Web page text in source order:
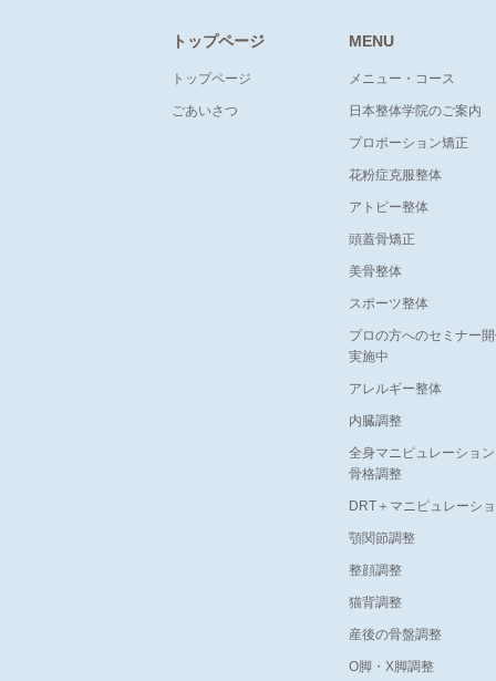
トップページ
トップページ
ごあいさつ
MENU
メニュー・コース
日本整体学院のご案内
プロポーション矯正
花粉症克服整体
アトピー整体
頭蓋骨矯正
美骨整体
スポーツ整体
プロの方へのセミナー
実施中
アレルギー整体
内臓調整
全身マニピュレーショ
骨格調整
DRT＋マニピュレーシ
顎関節調整
整顔調整
猫背調整
産後の骨盤調整
O脚・X脚調整